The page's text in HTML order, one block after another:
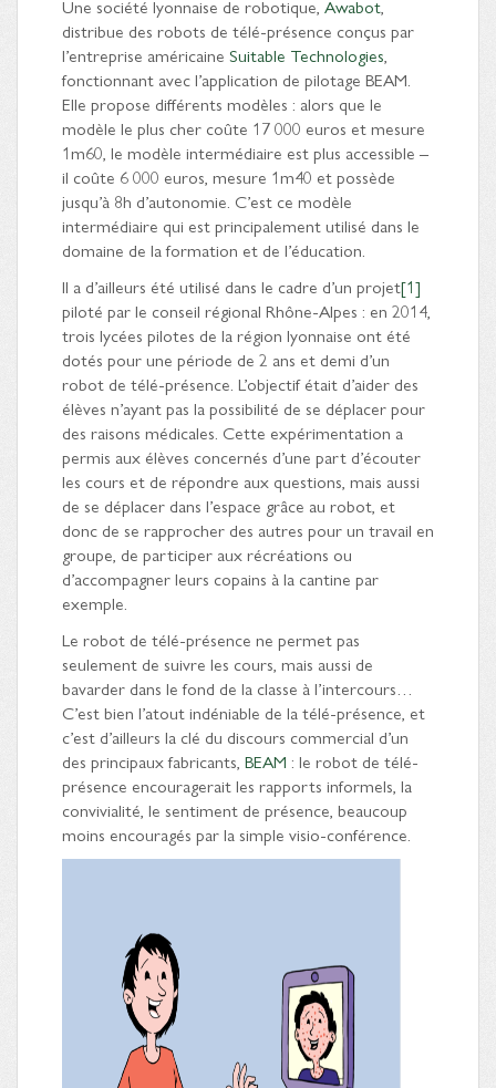
Une société lyonnaise de robotique, Awabot
distribue des robots de télé-présence conçus par
l’entreprise américaine Suitable Technologies
fonctionnant avec l’application de pilotage BEAM.
Elle propose différents modèles : alors que le
modèle le plus cher coûte 17 000 euros et mesure
1m60, le modèle intermédiaire est plus accessible –
il coûte 6 000 euros, mesure 1m40 et possède
jusqu’à 8h d’autonomie. C’est ce modèle
intermédiaire qui est principalement utilisé dans le
domaine de la formation et de l’éducation.
Il a d’ailleurs été utilisé dans le cadre d’un projet[1]
piloté par le conseil régional Rhône-Alpes : en 2014,
trois lycées pilotes de la région lyonnaise ont été
dotés pour une période de 2 ans et demi d’un
robot de télé-présence. L’objectif était d’aider des
élèves n’ayant pas la possibilité de se déplacer pour
des raisons médicales. Cette expérimentation a
permis aux élèves concernés d’une part d’écouter
les cours et de répondre aux questions, mais aussi
de se déplacer dans l’espace grâce au robot, et
donc de se rapprocher des autres pour un travail en
groupe, de participer aux récréations ou
d’accompagner leurs copains à la cantine par
exemple.
Le robot de télé-présence ne permet pas
seulement de suivre les cours, mais aussi de
bavarder dans le fond de la classe à l’intercours…
C’est bien l’atout indéniable de la télé-présence, et
c’est d’ailleurs la clé du discours commercial d’un
des principaux fabricants, BEAM : le robot de télé-
présence encouragerait les rapports informels, la
convivialité, le sentiment de présence, beaucoup
moins encouragés par la simple visio-conférence.